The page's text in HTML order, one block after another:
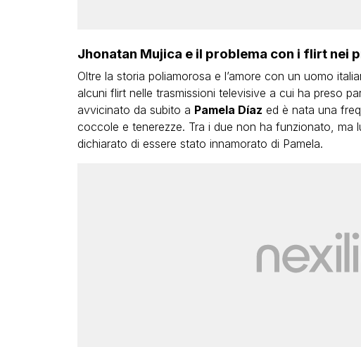
Jhonatan Mujica e il problema con i flirt nei
Oltre la storia poliamorosa e l’amore con un uomo
alcuni flirt nelle trasmissioni televisive a cui ha preso
avvicinato da subito a Pamela Díaz ed è nata una
coccole e tenerezze. Tra i due non ha funzionato, ma
dichiarato di essere stato innamorato di Pamela.